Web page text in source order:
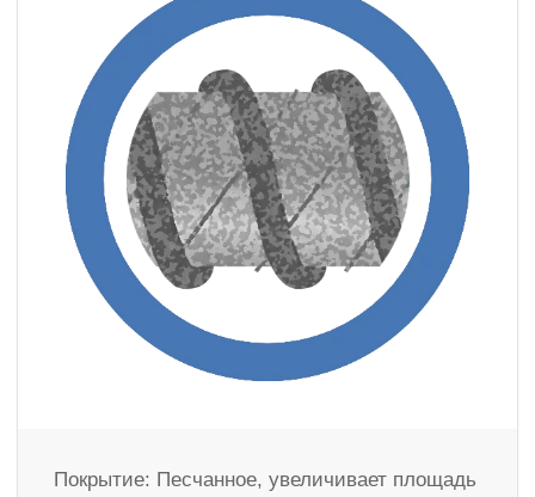
Покрытие: Песчанное, увеличивает площадь